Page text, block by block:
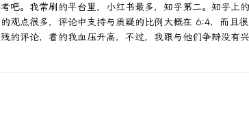
吧。我常刷的平台里，小红书最多，知乎第二。知乎上
观点很多，评论中支持与质疑的比例大概在 6:4，而且
的评论，看的我血压升高，不过，我跟与他们争辩没有兴